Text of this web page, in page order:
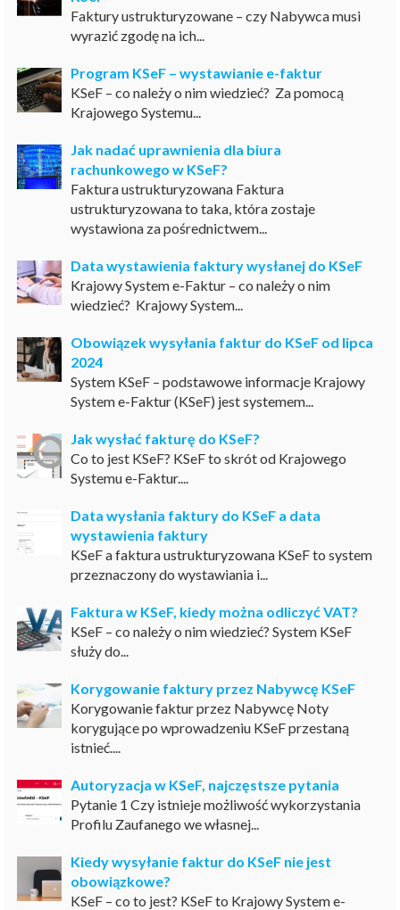
Faktury ustrukturyzowane – czy Nabywca musi
wyrazić zgodę na ich...
Program KSeF – wystawianie e-faktur
KSeF – co należy o nim wiedzieć? Za pomocą
Krajowego Systemu...
Jak nadać uprawnienia dla biura
rachunkowego w KSeF?
Faktura ustrukturyzowana Faktura
ustrukturyzowana to taka, która zostaje
wystawiona za pośrednictwem...
Data wystawienia faktury wysłanej do KSeF
Krajowy System e-Faktur – co należy o nim
wiedzieć? Krajowy System...
Obowiązek wysyłania faktur do KSeF od lipca
2024
System KSeF – podstawowe informacje Krajowy
System e-Faktur (KSeF) jest systemem...
Jak wysłać fakturę do KSeF?
Co to jest KSeF? KSeF to skrót od Krajowego
Systemu e-Faktur....
Data wysłania faktury do KSeF a data
wystawienia faktury
KSeF a faktura ustrukturyzowana KSeF to system
przeznaczony do wystawiania i...
Faktura w KSeF, kiedy można odliczyć VAT?
KSeF – co należy o nim wiedzieć? System KSeF
służy do...
Korygowanie faktury przez Nabywcę KSeF
Korygowanie faktur przez Nabywcę Noty
korygujące po wprowadzeniu KSeF przestaną
istnieć....
Autoryzacja w KSeF, najczęstsze pytania
Pytanie 1 Czy istnieje możliwość wykorzystania
Profilu Zaufanego we własnej...
Kiedy wysyłanie faktur do KSeF nie jest
obowiązkowe?
KSeF – co to jest? KSeF to Krajowy System e-